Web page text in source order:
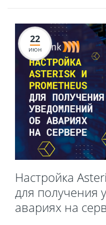
22
ИЮН
Настройка
для получения
авариях на